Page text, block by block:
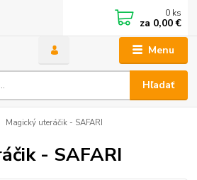
Menu
Hľadať
0 ks
za 0,00 €
Magický uteráčik - SAFARI
- SAFARI